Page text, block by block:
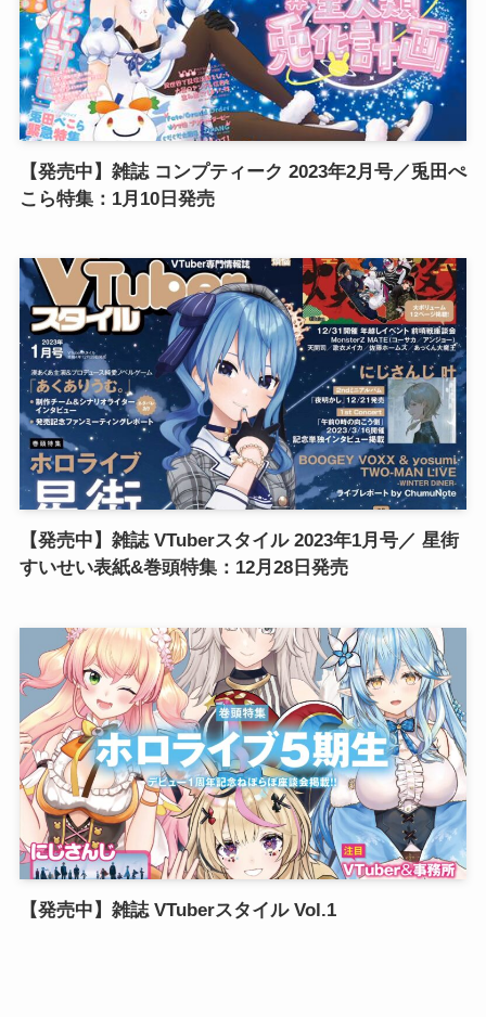
【発売中】雑誌 コンプティーク 2023年2月号／兎田ぺ
こら特集：1月10日発売
【発売中】雑誌 VTuberスタイル 2023年1月号／ 星街
すいせい表紙&巻頭特集：12月28日発売
【発売中】雑誌 VTuberスタイル Vol.1